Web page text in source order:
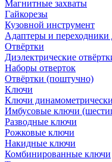
Магнитные захваты
Гайкорезы
Кузовной инструмент
Адаптеры и переходники
Отвёртки
Диэлектрические
Наборы отверток
Отвёртки (поштучно)
Ключи
Ключи
Имбусовые ключи
Разводные ключи
Рожковые ключи
Накидные ключи
Комбинированные ключи